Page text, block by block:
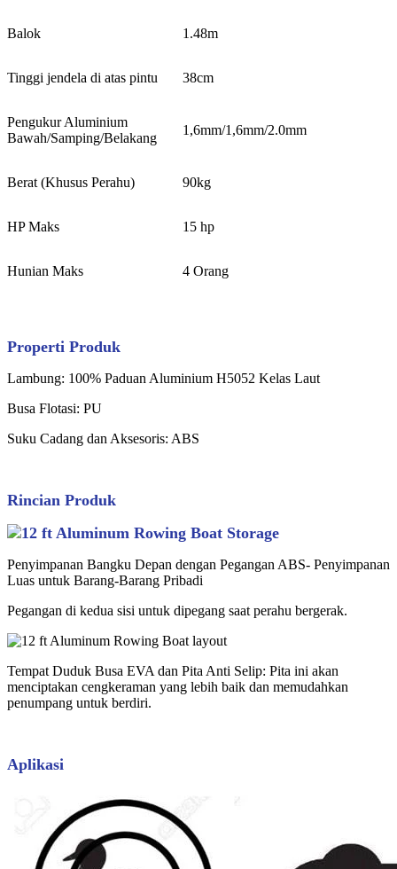
Balok 1.48m
Tinggi jendela di atas pintu 38cm
Pengukur Aluminium
Bawah/Samping/Belakang
1,6mm/1,6mm/2.0mm
Berat (Khusus Perahu) 90kg
HP Maks 15 hp
Hunian Maks 4 Orang
Properti Produk
Lambung: 100% Paduan Aluminium H5052 Kelas Laut
Busa Flotasi: PU
Suku Cadang dan Aksesoris: ABS
Rincian Produk
Penyimpanan Bangku Depan dengan Pegangan ABS- Penyimpanan
Luas untuk Barang-Barang Pribadi
Pegangan di kedua sisi untuk dipegang saat perahu bergerak.
Tempat Duduk Busa EVA dan Pita Anti Selip: Pita ini akan
menciptakan cengkeraman yang lebih baik dan memudahkan
penumpang untuk berdiri.
Aplikasi